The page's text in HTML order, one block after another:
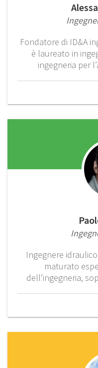
Fondatore di ID&A
è laureato in
ingegneria per
Ingegnere
maturato
dell’ingegneria,